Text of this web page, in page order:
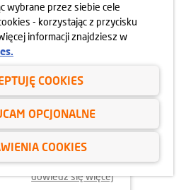
STRAŻAKÓW
dowiedz się więcej
wybrane przez siebie cele
- korzystając z przycisku
informacji znajdziesz w
COOKIES
OPCJONALNE
COOKIES